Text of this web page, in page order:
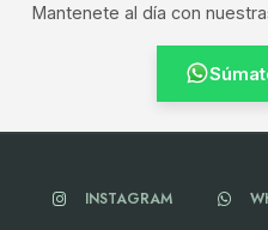
Mantenete al día con
INSTAGRAM